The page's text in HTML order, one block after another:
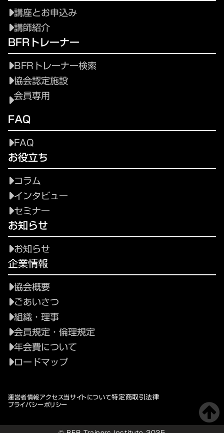
講座とお申込み
講師紹介
BFRトレーナー
BFRトレーナー検索
協会認定施設
会員専用
FAQ
FAQ
お役立ち
コラム
インタビュー
セミナー
お知らせ
お知らせ
企業情報
協会概要
ごあいさつ
組織・理事
会員規定・倫理規定
年会費について
ロードマップ
運営者情報アクセス当サイトについて特定商取引法律
プライバシーポリシー